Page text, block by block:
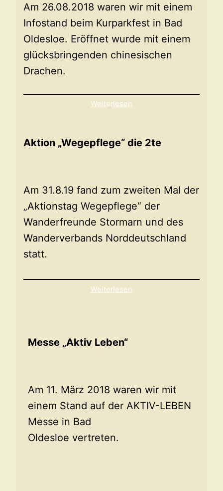
Am 26.08.2018 waren wir mit einem
Infostand beim Kurparkfest in Bad
Oldesloe. Eröffnet wurde mit einem
glücksbringenden chinesischen
Drachen.
Weiterlesen
Aktion „Wegepflege“ die 2te
Am 31.8.19 fand zum zweiten Mal der
„Aktionstag Wegepflege“ der
Wanderfreunde Stormarn und des
Wanderverbands Norddeutschland
statt.
Weiterlesen
Messe „Aktiv Leben“
Am 11. März 2018 waren wir mit
einem Stand auf der AKTIV-LEBEN
Messe in Bad
Oldesloe vertreten.